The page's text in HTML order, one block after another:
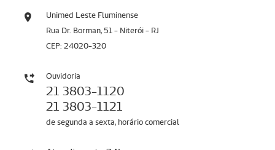
Unimed Leste Fluminense
Rua Dr. Borman, 51 - Niterói - RJ
CEP: 24020-320
Ouvidoria
21 3803-1120
21 3803-1121
de segunda a sexta, horário comercial